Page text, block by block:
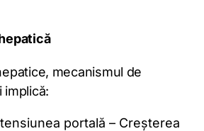
mecanismul de
implică:
portală – Creșterea